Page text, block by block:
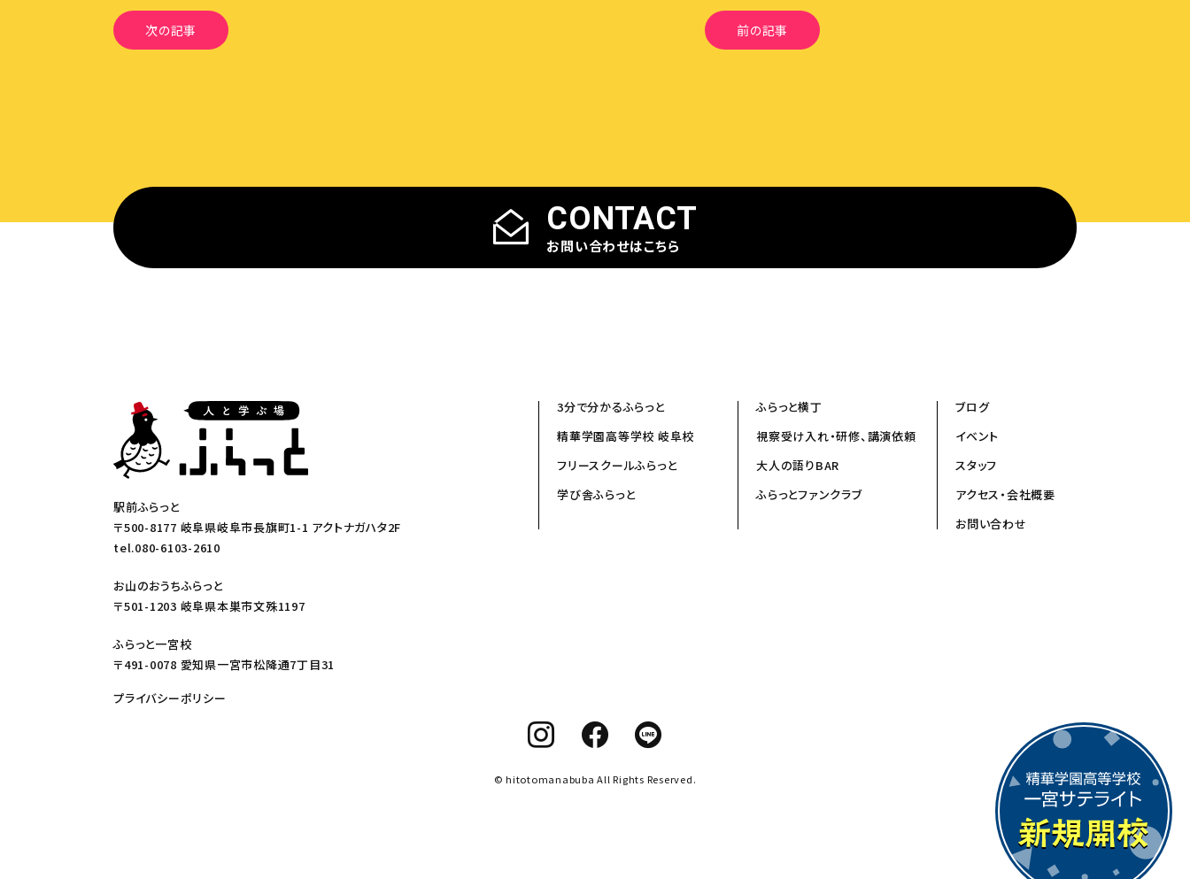
次の記事 前の記事
CONTACT
お問い合わせはこちら
駅前ふらっと
〒500-8177 岐阜県岐阜市長旗町1-1 アクトナガハタ2F
tel.080-6103-2610
お山のおうちふらっと
〒501-1203 岐阜県本巣市文殊1197
ふらっと一宮校
〒491-0078 愛知県一宮市松降通7丁目31
プライバシーポリシー
3分で分かるふらっと
精華学園高等学校 岐阜校
フリースクールふらっと
学び舎ふらっと
ふらっと横丁
視察受け入れ・研修、講演依頼
大人の語りBAR
ふらっとファンクラブ
ブログ
イベント
スタッフ
アクセス・会社概要
お問い合わせ
© hitotomanabuba All Rights Reserved.